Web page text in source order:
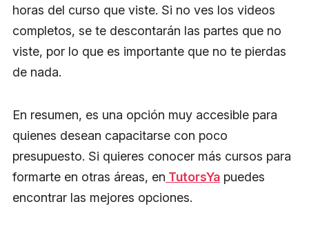
horas del curso que viste. Si no ves los videos
completos, se te descontarán las partes que no
viste, por lo que es importante que no te pierdas
de nada.
En resumen, es una opción muy accesible para
quienes desean capacitarse con poco
presupuesto. Si quieres conocer más cursos para
formarte en otras áreas, en TutorsYa puedes
encontrar las mejores opciones.